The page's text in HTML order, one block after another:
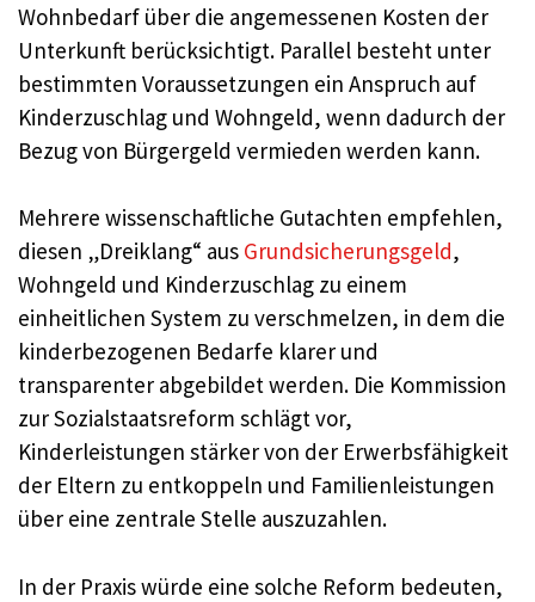
Wohnbedarf über die angemessenen Kosten der
Unterkunft berücksichtigt. Parallel besteht unter
bestimmten Voraussetzungen ein Anspruch auf
Kinderzuschlag und Wohngeld, wenn dadurch der
Bezug von Bürgergeld vermieden werden kann.
Mehrere wissenschaftliche Gutachten empfehlen,
diesen „Dreiklang“ aus Grundsicherungsgeld,
Wohngeld und Kinderzuschlag zu einem
einheitlichen System zu verschmelzen, in dem die
kinderbezogenen Bedarfe klarer und
transparenter abgebildet werden. Die Kommission
zur Sozialstaatsreform schlägt vor,
Kinderleistungen stärker von der Erwerbsfähigkeit
der Eltern zu entkoppeln und Familienleistungen
über eine zentrale Stelle auszuzahlen.
In der Praxis würde eine solche Reform bedeuten,